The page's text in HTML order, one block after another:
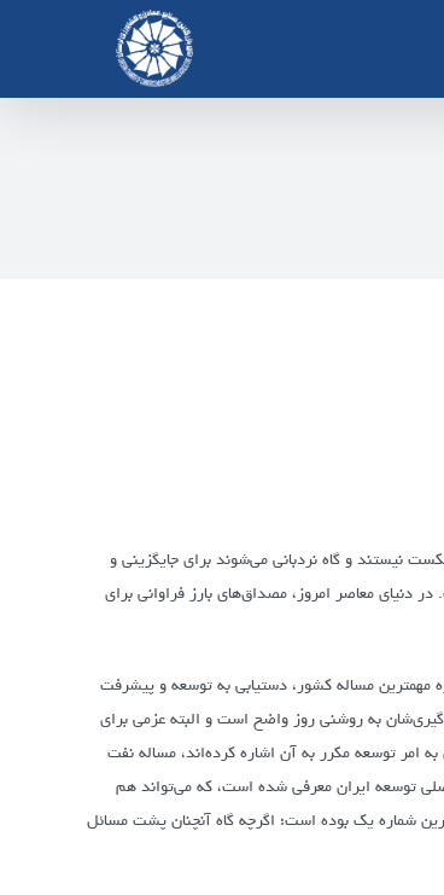
نیستند و گاه نردبانی می‌شوند برای جایگزینی و
دنیای معاصر امروز، مصداق‌های بارز فراوانی برای
تاریخ معاصر ایران، همواره مهمترین مساله‌ کشور، دستیابی به توسعه و پیشرفت
به روشنی روز واضح است و البته عزمی برای
امر توسعه مکرر به آن اشاره کرده‌اند، مساله نفت
توسعه ایران معرفی شده است، که می‌تواند هم
شماره یک بوده است؛ اگرچه گاه آنچنان پشت مسائل